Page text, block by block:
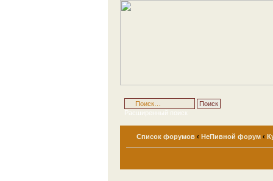
Расширенный поиск
Список форумов ‹ НеПивной форум ‹